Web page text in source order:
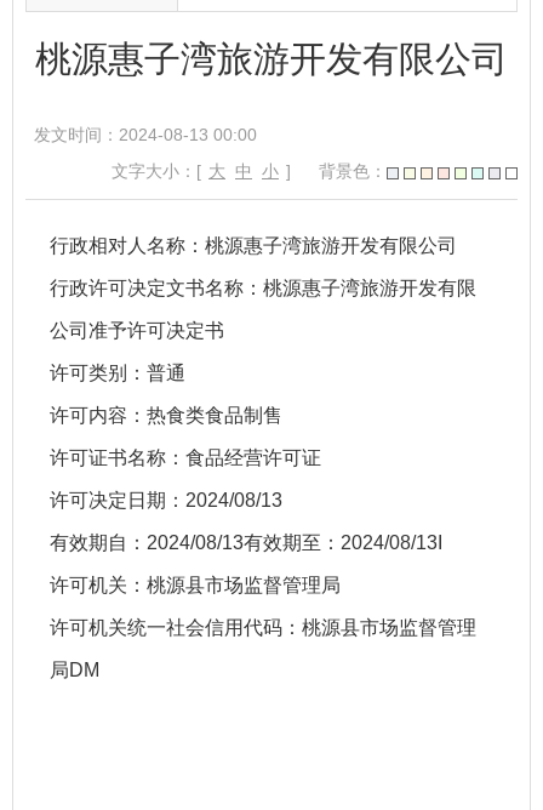
桃源惠子湾旅游开发有限公司
发文时间：2024-08-13 00:00
文字大小：[ 大 中 小 ] 背景色：
行政相对人名称：桃源惠子湾旅游开发有限公司
行政许可决定文书名称：桃源惠子湾旅游开发有限
公司准予许可决定书
许可类别：普通
许可内容：热食类食品制售
许可证书名称：食品经营许可证
许可决定日期：2024/08/13
有效期自：2024/08/13有效期至：2024/08/13I
许可机关：桃源县市场监督管理局
许可机关统一社会信用代码：桃源县市场监督管理
局DM